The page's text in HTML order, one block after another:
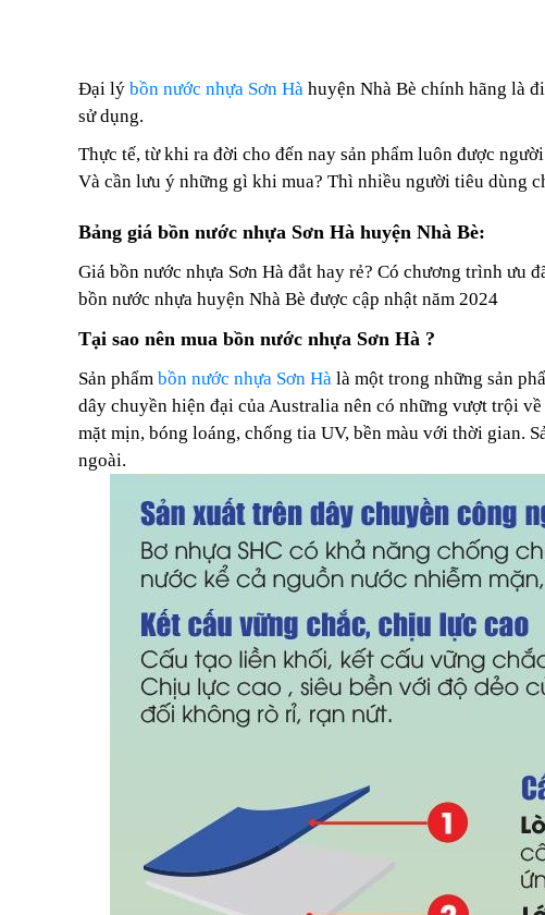
Đại lý bồn nước nhựa Sơn Hà huyện Nhà Bè chính hãng là
sử dụng.
Thực tế, từ khi ra đời cho đến nay sản phẩm luôn được
Và cần lưu ý những gì khi mua? Thì nhiều người tiêu dùng
Bảng giá bồn nước nhựa Sơn Hà huyện Nhà Bè:
Giá bồn nước nhựa Sơn Hà đắt hay rẻ? Có chương trình
bồn nước nhựa huyện Nhà Bè được cập nhật năm 2024
Tại sao nên mua bồn nước nhựa Sơn Hà ?
Sản phẩm bồn nước nhựa Sơn Hà là một trong những sản
dây chuyền hiện đại của Australia nên có những vượt trội
mặt mịn, bóng loáng, chống tia UV, bền màu với thời gian.
ngoài.